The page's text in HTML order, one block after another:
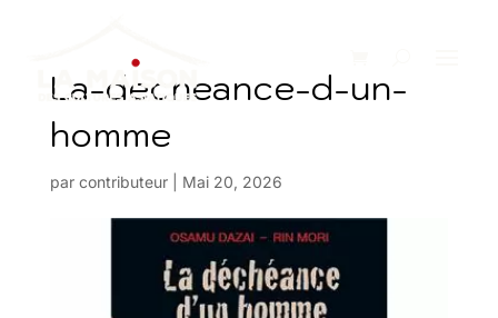
La-decheance-d-un-
homme
par contributeur| Mai 20, 2026